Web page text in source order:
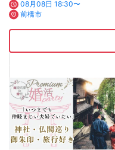
08月08日 18:30〜
前橋市